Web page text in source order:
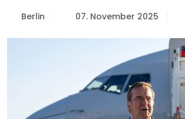
Berlin 07. November 2025